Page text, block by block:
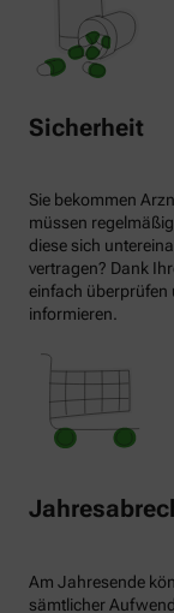
Sicherheit
Sie bekommen
müssen
diese sich
vertragen? Dank
einfach überprüfen
informieren.
Am Jahresende
sämtlicher